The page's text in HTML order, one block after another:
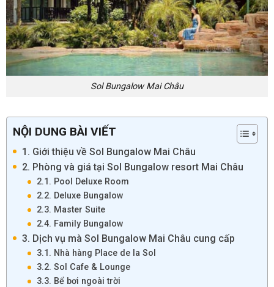
Sol Bungalow Mai Châu
NỘI DUNG BÀI VIẾT
1. Giới thiệu về Sol Bungalow Mai Châu
2. Phòng và giá tại Sol Bungalow resort Mai Châu
2.1. Pool Deluxe Room
2.2. Deluxe Bungalow
2.3. Master Suite
2.4. Family Bungalow
3. Dịch vụ mà Sol Bungalow Mai Châu cung cấp
3.1. Nhà hàng Place de la Sol
3.2. Sol Cafe & Lounge
3.3. Bể bơi ngoài trời